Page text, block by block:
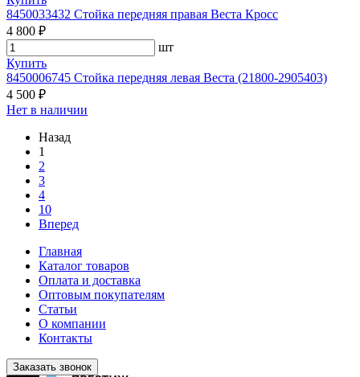
8450033432 Стойка передняя правая Веста Кросс
4 800 ₽
шт
Купить
8450006745 Стойка передняя левая Веста (21800-2905403)
4 500 ₽
Нет в наличии
Назад
1
2
3
4
10
Вперед
Главная
Каталог товаров
Оплата и доставка
Оптовым покупателям
Статьи
О компании
Контакты
Заказать звонок